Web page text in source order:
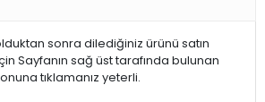
sonra dilediğiniz ürünü satın
Sayfanın sağ üst tarafında bulunan
tıklamanız yeterli.